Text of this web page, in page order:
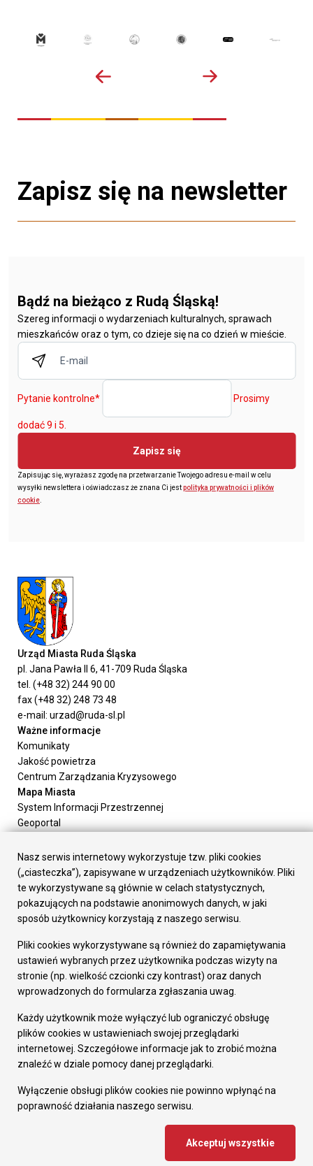
Zapisz się na newsletter
Bądź na bieżąco z Rudą Śląską!
Szereg informacji o wydarzeniach kulturalnych, sprawach
mieszkańców oraz o tym, co dzieje się na co dzień w mieście.
Pytanie kontrolne* Prosimy
dodać 9 i 5.
Zapisz się
Zapisując się, wyrażasz zgodę na przetwarzanie Twojego adresu e-mail w celu
wysyłki newslettera i oświadczasz że znana Ci jestpolityka prywatności i plików
cookie
Urząd Miasta Ruda Śląska
pl. Jana Pawła II 6, 41-709 Ruda Śląska
tel. (+48 32) 244 90 00
fax (+48 32) 248 73 48
e-mail: urzad@ruda-sl.pl
Ważne informacje
Komunikaty
Jakość powietrza
Centrum Zarządzania Kryzysowego
Mapa Miasta
System Informacji Przestrzennej
Geoportal
Załatw sprawę
Prezydent Miasta
Rada Miasta
Wydziały
Elektroniczna Skrzynka Podawcza
Gospodarka
Fundusze europejskie
Środki krajowe
Oferty inwestycyjne
Pozostałe
Deklaracja dostępności
Dane osobowe
Dodaj opinię o witrynie
Projekt i wdrożenie - MIGOMEDIA
Nasz serwis internetowy wykorzystuje tzw. pliki cookies
(„ciasteczka”), zapisywane w urządzeniach użytkowników. Pliki
te wykorzystywane są głównie w celach statystycznych,
pokazujących na podstawie anonimowych danych, w jaki
sposób użytkownicy korzystają z naszego serwisu.
Pliki cookies wykorzystywane są również do zapamiętywania
ustawień wybranych przez użytkownika podczas wizyty na
stronie (np. wielkość czcionki czy kontrast) oraz danych
wprowadzonych do formularza zgłaszania uwag.
Każdy użytkownik może wyłączyć lub ograniczyć obsługę
plików cookies w ustawieniach swojej przeglądarki
internetowej. Szczegółowe informacje jak to zrobić można
znaleźć w dziale pomocy danej przeglądarki.
Wyłączenie obsługi plików cookies nie powinno wpłynąć na
poprawność działania naszego serwisu.
Akceptuj wszystkie